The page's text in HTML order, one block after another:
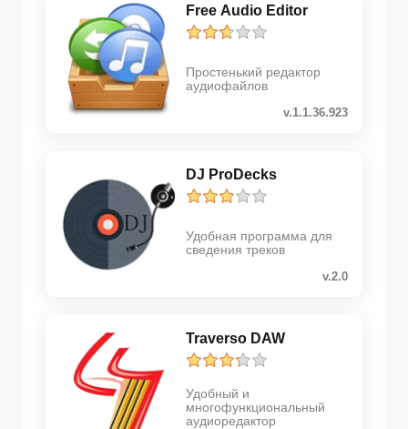
Free Audio Editor
Простенький редактор
аудиофайлов
v.1.1.36.923
DJ ProDecks
Удобная программа для
сведения треков
v.2.0
Traverso DAW
Удобный и
многофункциональный
аудиоредактор